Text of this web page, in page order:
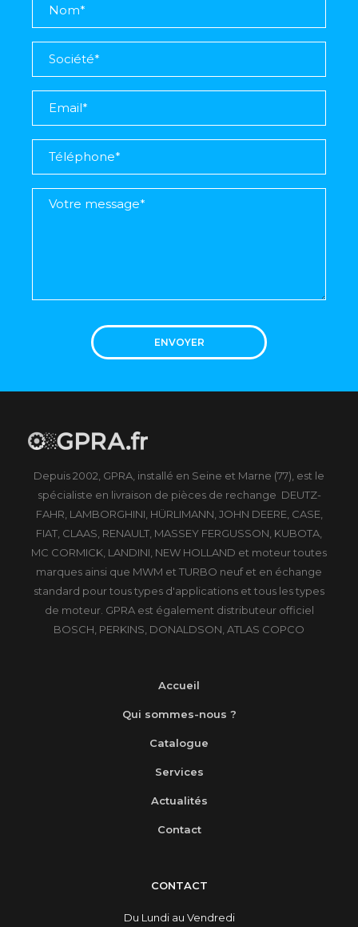
ENVOYER
Depuis 2002, GPRA, installé en Seine et Marne (77), est le
spécialiste en livraison de pièces de rechange DEUTZ-
FAHR, LAMBORGHINI, HÜRLIMANN, JOHN DEERE, CASE,
FIAT, CLAAS, RENAULT, MASSEY FERGUSSON, KUBOTA,
MC CORMICK, LANDINI, NEW HOLLAND et moteur toutes
marques ainsi que MWM et TURBO neuf et en échange
standard pour tous types d'applications et tous les types
de moteur. GPRA est également distributeur officiel
BOSCH, PERKINS, DONALDSON, ATLAS COPCO
Accueil
Qui sommes-nous ?
Catalogue
Services
Actualités
Contact
CONTACT
Du Lundi au Vendredi